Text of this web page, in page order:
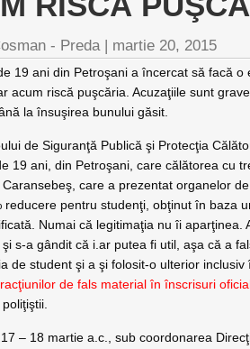
- Preda | martie 20, 2015
19 ani din Petroşani a încercat să facă o
acum riscă puşcăria. Acuzaţiile sunt
la însuşirea bunului găsit.
de Siguranţă Publică şi Protecţia
19 ani, din Petroşani, care călătorea cu
care a prezentat organelor
reducere pentru studenţi, obţinut în baza
Numai că legitimaţia nu îi aparţinea.
s-a gândit că i.ar putea fi util, aşa că a
de student şi a şi folosit-o ulterior
de fals material în înscrisuri
poliţiştii.
– 18 martie a.c., sub coordonarea